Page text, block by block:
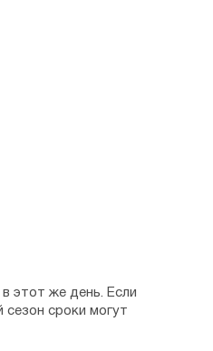
этот же день. Если
сроки могут